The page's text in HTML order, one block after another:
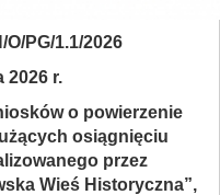
O/PG/1.1/2026
2026 r.
o powierzenie
osiągnięciu
przez
Wieś Historyczna”,